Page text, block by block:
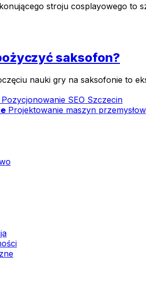
stroju cosplayowego to
saksofon?
nauki gry na saksofonie to
Pozycjonowanie SEO Szczecin
Projektowanie maszyn